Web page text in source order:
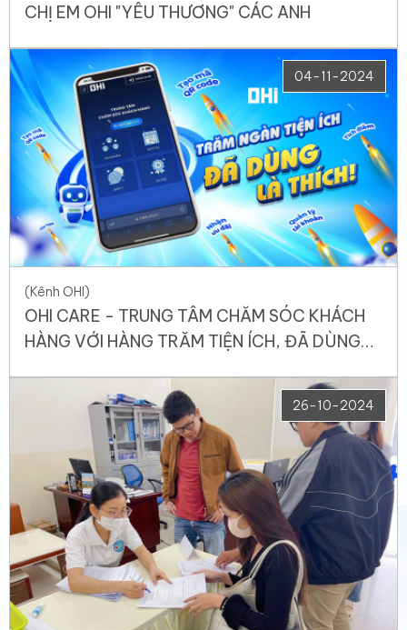
CHỊ EM OHI "YÊU THƯƠNG" CÁC ANH
04-11-2024
(Kênh OHI)
OHI CARE - TRUNG TÂM CHĂM SÓC KHÁCH
HÀNG VỚI HÀNG TRĂM TIỆN ÍCH, ĐÃ DÙNG
26-10-2024